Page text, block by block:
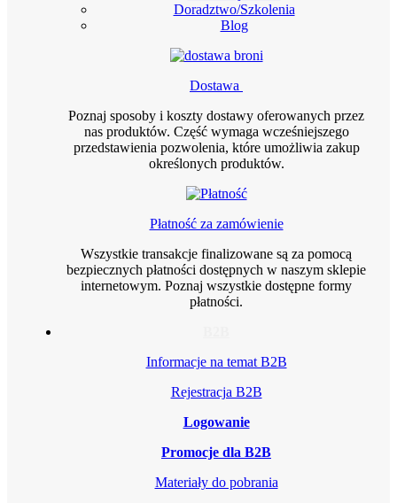
Doradztwo/Szkolenia
Blog
Dostawa
Poznaj sposoby i koszty dostawy oferowanych przez
nas produktów. Część wymaga wcześniejszego
przedstawienia pozwolenia, które umożliwia zakup
określonych produktów.
Płatność za zamówienie
Wszystkie transakcje finalizowane są za pomocą
bezpiecznych płatności dostępnych w naszym sklepie
internetowym. Poznaj wszystkie dostępne formy
płatności.
Informacje na temat B2B
Rejestracja B2B
Logowanie
Promocje dla B2B
Materiały do pobrania